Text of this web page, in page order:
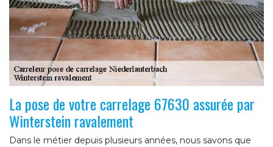
La pose de votre carrelage 67630 assurée par
Winterstein ravalement
Dans le métier depuis plusieurs années, nous savons que